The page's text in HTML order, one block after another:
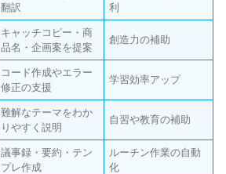
翻訳
利
キャッチコピー・商
品名・企画案を提案
創造力の補助
コード作成やエラー
修正の支援
学習効率アップ
難解なテーマをわか
りやすく説明
自習や教育の補助
議事録・要約・テン
プレ作成
ルーチン作業の自動
化